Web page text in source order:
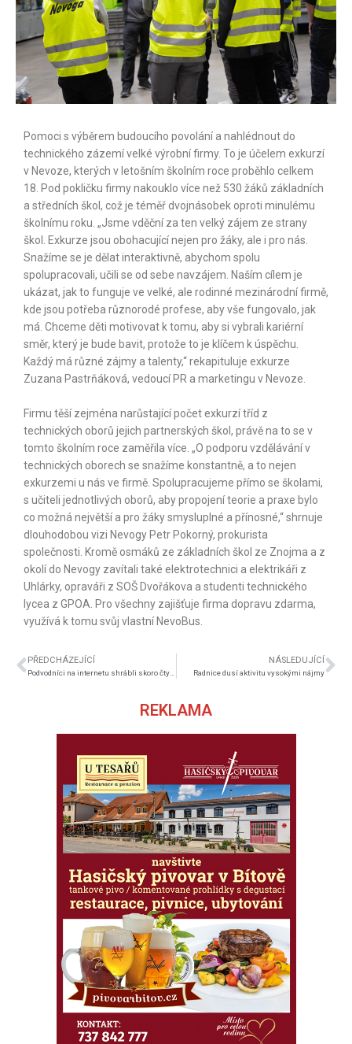
Pomoci s výběrem budoucího povolání a nahlédnout do
technického zázemí velké výrobní firmy. To je účelem exkurzí
v Nevoze, kterých v letošním školním roce proběhlo celkem
18. Pod pokličku firmy nakouklo více než 530 žáků základních
a středních škol, což je téměř dvojnásobek oproti minulému
školnímu roku. „Jsme vděční za ten velký zájem ze strany
škol. Exkurze jsou obohacující nejen pro žáky, ale i pro nás.
Snažíme se je dělat interaktivně, abychom spolu
spolupracovali, učili se od sebe navzájem. Naším cílem je
ukázat, jak to funguje ve velké, ale rodinné mezinárodní firmě,
kde jsou potřeba různorodé profese, aby vše fungovalo, jak
má. Chceme děti motivovat k tomu, aby si vybrali kariérní
směr, který je bude bavit, protože to je klíčem k úspěchu.
Každý má různé zájmy a talenty,“ rekapituluje exkurze
Zuzana Pastrňáková, vedoucí PR a marketingu v Nevoze.
Firmu těší zejména narůstající počet exkurzí tříd z
technických oborů jejich partnerských škol, právě na to se v
tomto školním roce zaměřila více. „O podporu vzdělávání v
technických oborech se snažíme konstantně, a to nejen
exkurzemi u nás ve firmě. Spolupracujeme přímo se školami,
s učiteli jednotlivých oborů, aby propojení teorie a praxe bylo
co možná největší a pro žáky smysluplné a přínosné,“ shrnuje
dlouhodobou vizi Nevogy Petr Pokorný, prokurista
společnosti. Kromě osmáků ze základních škol ze Znojma a z
okolí do Nevogy zavítali také elektrotechnici a elektrikáři z
Uhlárky, opraváři z SOŠ Dvořákova a studenti technického
lycea z GPOA. Pro všechny zajišťuje firma dopravu zdarma,
využívá k tomu svůj vlastní NevoBus.
PŘEDCHÁZEJÍCÍ NÁSLEDUJÍCÍ
Radnice dusí aktivitu vysokými nájmy
REKLAMA